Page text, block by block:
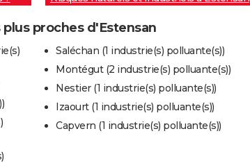
proches d'Estensan
Saléchan (1 industrie(s) polluante(s))
Montégut (2 industrie(s) polluante(s))
Nestier (1 industrie(s) polluante(s))
Izaourt (1 industrie(s) polluante(s))
Capvern (1 industrie(s) polluante(s))